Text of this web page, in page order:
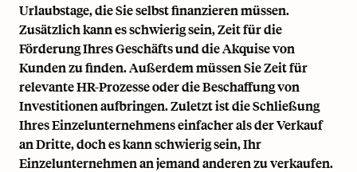
Urlaubstage, die Sie selbst finanzieren müssen.
Zusätzlich kann es schwierig sein, Zeit für die
Förderung Ihres Geschäfts und die Akquise von
Kunden zu finden. Außerdem müssen Sie Zeit für
relevante HR-Prozesse oder die Beschaffung von
Investitionen aufbringen. Zuletzt ist die Schließung
Ihres Einzelunternehmens einfacher als der Verkauf
an Dritte, doch es kann schwierig sein, Ihr
Einzelunternehmen an jemand anderen zu verkaufen.